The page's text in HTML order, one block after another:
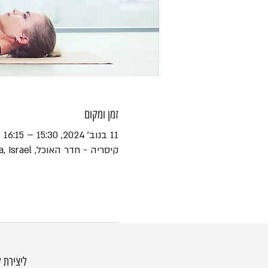
זמן ומקום
11 בנוב׳ 2024, 15:30 – 16:15
קיסריה - חדר האוכל, HaEshel St 45, Caesarea, Israel